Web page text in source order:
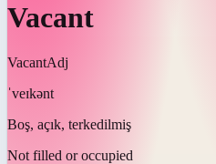
Vacant
VacantAdj
ˈveɪkənt
Boş, açık, terkedilmiş
Not filled or occupied